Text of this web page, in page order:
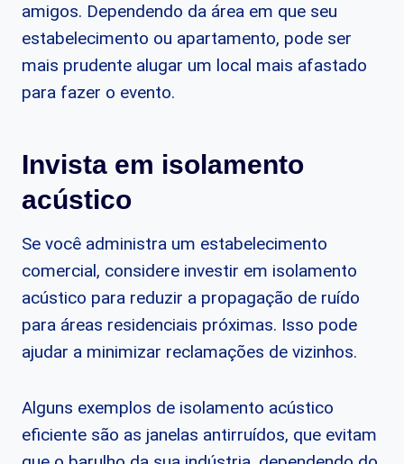
amigos. Dependendo da área em que seu
estabelecimento ou apartamento, pode ser
mais prudente alugar um local mais afastado
para fazer o evento.
Invista em isolamento
acústico
Se você administra um estabelecimento
comercial, considere investir em isolamento
acústico para reduzir a propagação de ruído
para áreas residenciais próximas. Isso pode
ajudar a minimizar reclamações de vizinhos.
Alguns exemplos de isolamento acústico
eficiente são as janelas antirruídos, que evitam